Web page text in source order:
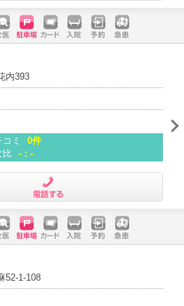
医 駐車場
クレジッ
入院 予約 急患
内393
コミ
0件
比 -：-
医 駐車場
クレジッ
入院 予約 急患
52-1-108